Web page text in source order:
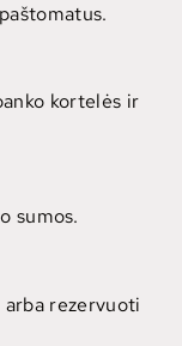
kortelės ir
sumos.
rezervuoti